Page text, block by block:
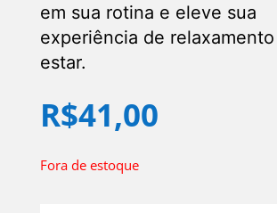
em sua rotina e eleve sua
experiência de
estar.
R$41,00
Fora de estoque